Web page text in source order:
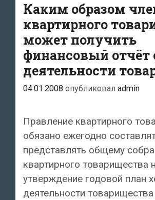
Каким образом
квартирного
может получить
финансовый отчёт
деятельности
04.01.2008 опубликовал admin
Правление квартирного
обязано ежегодно
представлять общему
квартирного товарищества
утверждение годовой план
деятельности